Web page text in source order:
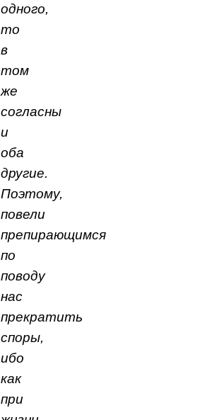
одного,
то
в
том
же
согласны
и
оба
другие.
Поэтому,
повели
препирающимся
по
поводу
нас
прекратить
споры,
ибо
как
при